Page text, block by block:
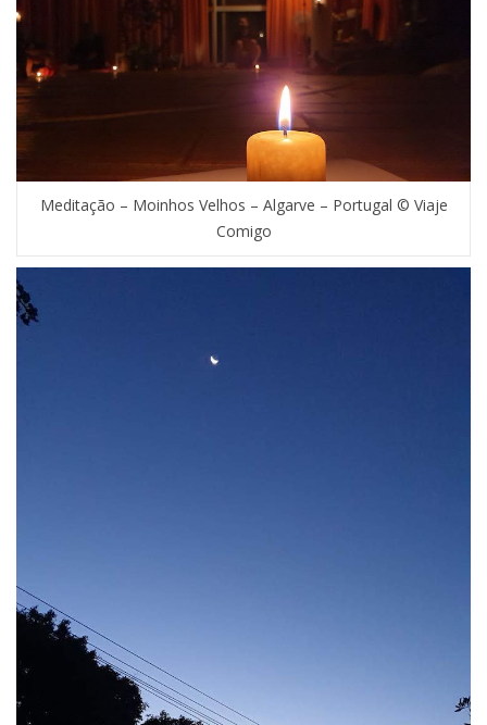
Meditação – Moinhos Velhos – Algarve – Portugal © Viaje
Comigo